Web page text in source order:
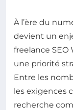
À l’ère du
devient un
freelance SEO
une priorité
Entre les
les exigences
recherche